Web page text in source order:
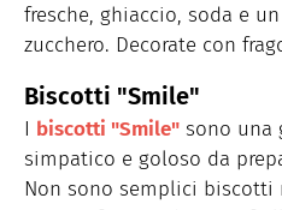
fresche, ghiaccio, soda e
zucchero. Decorate con
Biscotti "Smile"
I biscotti "Smile" sono una
simpatico e goloso da
Non sono semplici biscotti